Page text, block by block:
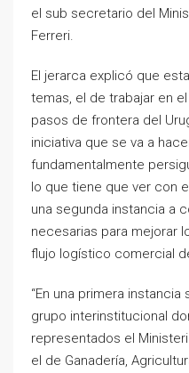
el sub secretario del
Ferreri.
El jerarca explicó que
temas, el de trabajar en
pasos de frontera del
iniciativa que se va a
fundamentalmente
lo que tiene que ver con
una segunda instancia a
necesarias para mejorar
flujo logístico comercial
“En una primera
grupo interinstitucional
representados el
el de Ganadería,